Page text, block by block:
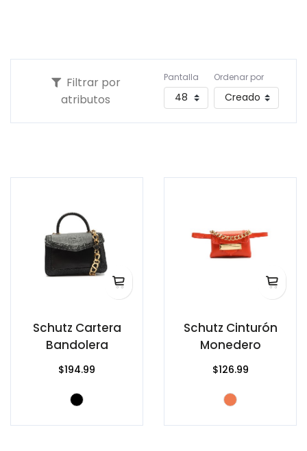
Filtrar por
atributos
Pantalla Ordenar por
Schutz Cartera
Bandolera
$194.99
Schutz Cinturón
Monedero
$126.99